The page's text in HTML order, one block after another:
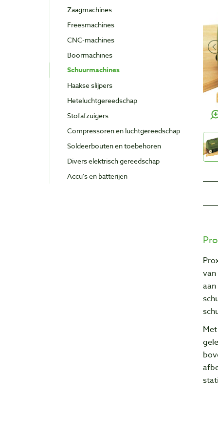
Zaagmachines
Freesmachines
CNC-machines
Boormachines
Schuurmachines
Haakse slijpers
Heteluchtgereedschap
Stofafzuigers
Compressoren en luchtgereedschap
Soldeerbouten en toebehoren
Divers elektrisch gereedschap
Accu's en batterijen